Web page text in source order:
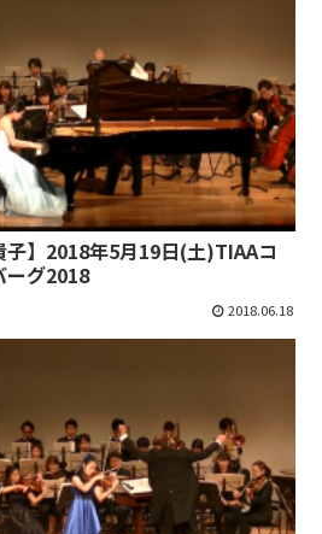
子】2018年5月19日(土)TIAAコ
ーグ2018
2018.06.18